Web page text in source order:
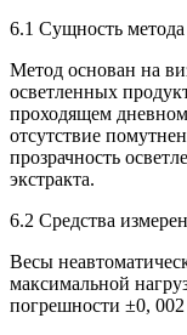
6.1 Сущность метода
Метод основан на
осветленных
проходящем дневном
отсутствие
прозрачность
экстракта.
6.2 Средства
Весы
максимальной
погрешности ±0, 002